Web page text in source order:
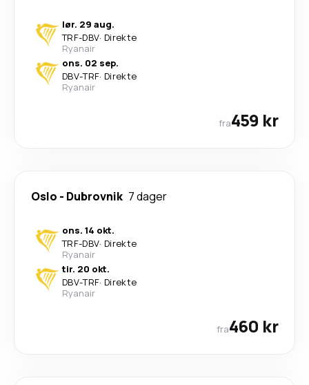
lør. 29 aug.
TRF-DBV· Direkte
Ryanair
ons. 02 sep.
DBV-TRF· Direkte
Ryanair
fra459 kr
Oslo - Dubrovnik 7 dager
ons. 14 okt.
TRF-DBV· Direkte
Ryanair
tir. 20 okt.
DBV-TRF· Direkte
Ryanair
fra460 kr